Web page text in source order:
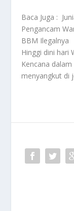
Baca Juga :
Pengancam
BBM Ilegalnya
Hinggi dini hari
Kencana
menyangkut di